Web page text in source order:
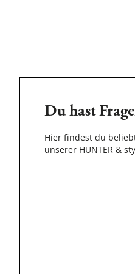
Du hast
Hier findest du
unserer HUNTER &